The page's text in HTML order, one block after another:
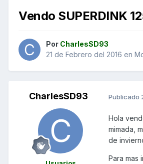
Vendo SUPERDINK
Por CharlesSD93
21 de Febrero del 2016 en
CharlesSD93 Publicado
Hola
mimada,
de
Para mas